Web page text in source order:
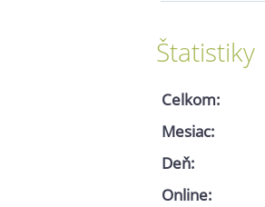
Štatistiky
Online:
Celkom:
Mesiac:
Deň: